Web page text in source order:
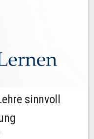
sinnvoll